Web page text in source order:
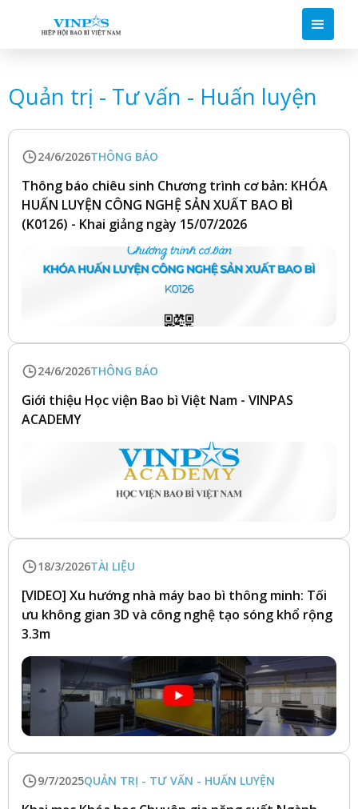
Quản trị - Tư vấn - Huấn luyện
24/6/2026THÔNG BÁO
Thông báo chiêu sinh Chương trình cơ bản: KHÓA
HUẤN LUYỆN CÔNG NGHỆ SẢN XUẤT BAO BÌ
(K0126) - Khai giảng ngày 15/07/2026
24/6/2026THÔNG BÁO
Giới thiệu Học viện Bao bì Việt Nam - VINPAS
ACADEMY
18/3/2026TÀI LIỆU
[VIDEO] Xu hướng nhà máy bao bì thông minh: Tối
ưu không gian 3D và công nghệ tạo sóng khổ rộng
3.3m
9/7/2025QUẢN TRỊ - TƯ VẤN - HUẤN LUYỆN